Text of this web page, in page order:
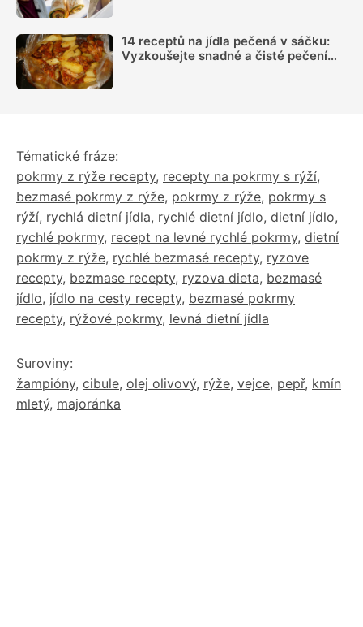
14 receptů na jídla pečená v sáčku:
Vyzkoušejte snadné a čisté pečení
Tématické fráze:
pokrmy z rýže recepty, recepty na pokrmy s rýží,
bezmasé pokrmy z rýže, pokrmy z rýže, pokrmy s
rýží, rychlá dietní jídla, rychlé dietní jídlo, dietní jídlo,
rychlé pokrmy, recept na levné rychlé pokrmy, dietní
pokrmy z rýže, rychlé bezmasé recepty, ryzove
recepty, bezmase recepty, ryzova dieta, bezmasé
jídlo, jídlo na cesty recepty, bezmasé pokrmy
recepty, rýžové pokrmy, levná dietní jídla
Suroviny:
žampióny, cibule, olej olivový, rýže, vejce, pepř, kmín
mletý, majoránka